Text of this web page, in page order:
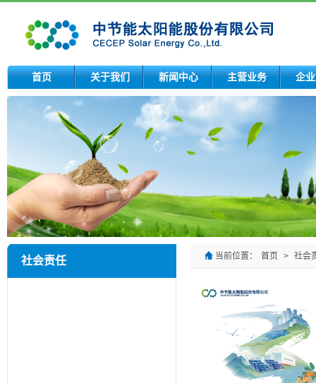
首页 关于我们 新闻中心 主营业务 企
社会责任 当前位置： 首页 > 社会